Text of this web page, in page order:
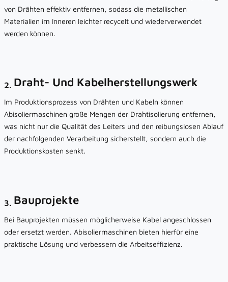
von Drähten effektiv entfernen, sodass die metallischen
Materialien im Inneren leichter recycelt und wiederverwendet
werden können.
2. Draht- Und Kabelherstellungswerk
Im Produktionsprozess von Drähten und Kabeln können
Abisoliermaschinen große Mengen der Drahtisolierung entfernen,
was nicht nur die Qualität des Leiters und den reibungslosen Ablauf
der nachfolgenden Verarbeitung sicherstellt, sondern auch die
Produktionskosten senkt.
3. Bauprojekte
Bei Bauprojekten müssen möglicherweise Kabel angeschlossen
oder ersetzt werden. Abisoliermaschinen bieten hierfür eine
praktische Lösung und verbessern die Arbeitseffizienz.